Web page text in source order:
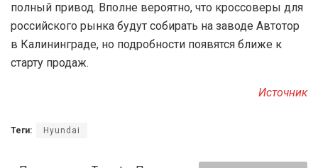
полный привод. Вполне вероятно, что кроссоверы для
российского рынка будут собирать на заводе Автотор
в Калининграде, но подробности появятся ближе к
старту продаж.
Источник
Теги: Hyundai